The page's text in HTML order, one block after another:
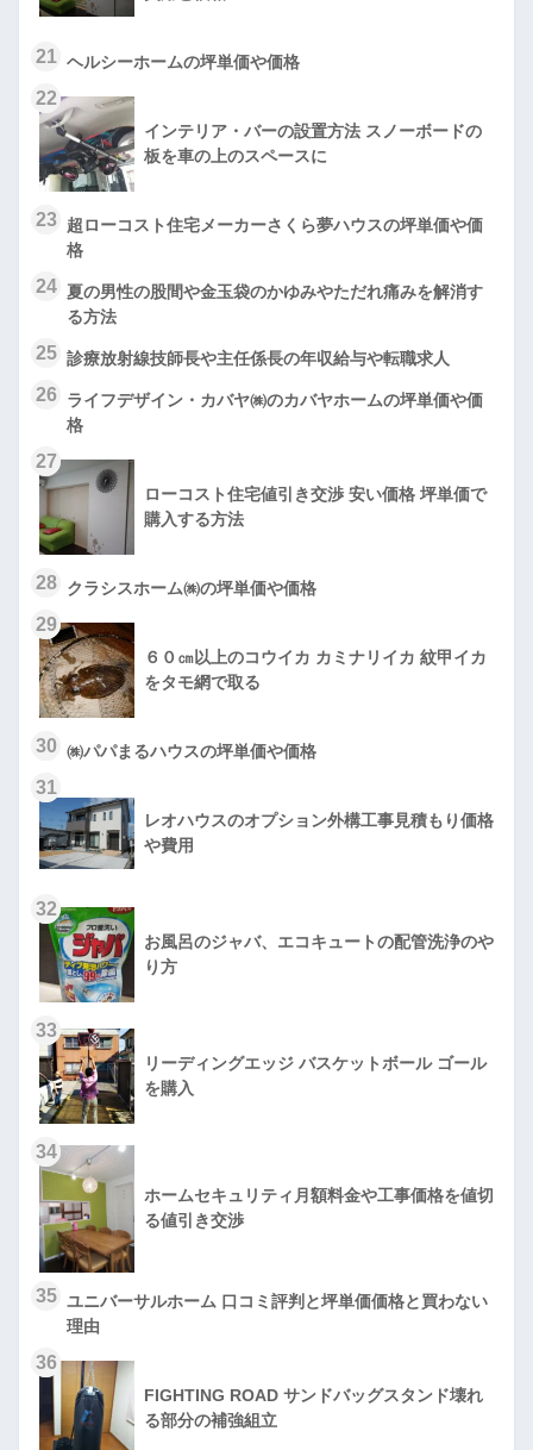
21 ヘルシーホームの坪単価や価格
22
インテリア・バーの設置方法 スノーボードの
板を車の上のスペースに
23 超ローコスト住宅メーカーさくら夢ハウスの坪単価や価
格
24 夏の男性の股間や金玉袋のかゆみやただれ痛みを解消す
る方法
25 診療放射線技師長や主任係長の年収給与や転職求人
26 ライフデザイン・カバヤ㈱のカバヤホームの坪単価や価
格
27
ローコスト住宅値引き交渉 安い価格 坪単価で
購入する方法
28 クラシスホーム㈱の坪単価や価格
29
６０㎝以上のコウイカ カミナリイカ 紋甲イカ
をタモ網で取る
30 ㈱パパまるハウスの坪単価や価格
31
レオハウスのオプション外構工事見積もり価格
や費用
32
お風呂のジャバ、エコキュートの配管洗浄のや
り方
33
リーディングエッジ バスケットボール ゴール
を購入
34
ホームセキュリティ月額料金や工事価格を値切
る値引き交渉
35 ユニバーサルホーム 口コミ評判と坪単価価格と買わない
理由
36
FIGHTING ROAD サンドバッグスタンド壊れ
る部分の補強組立